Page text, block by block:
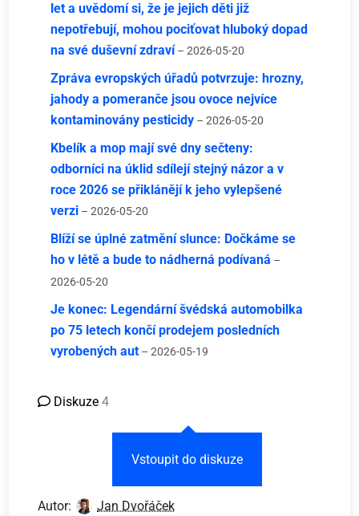
let a uvědomí si, že je jejich děti již
nepotřebují, mohou pociťovat hluboký dopad
na své duševní zdraví – 2026-05-20
Zpráva evropských úřadů potvrzuje: hrozny,
jahody a pomeranče jsou ovoce nejvíce
kontaminovány pesticidy – 2026-05-20
Kbelík a mop mají své dny sečteny:
odborníci na úklid sdílejí stejný názor a v
roce 2026 se přiklánějí k jeho vylepšené
verzi – 2026-05-20
Blíží se úplné zatmění slunce: Dočkáme se
ho v létě a bude to nádherná podívaná –
2026-05-20
Je konec: Legendární švédská automobilka
po 75 letech končí prodejem posledních
vyrobených aut – 2026-05-19
Diskuze4
Vstoupit do diskuze
Autor: Jan Dvořáček